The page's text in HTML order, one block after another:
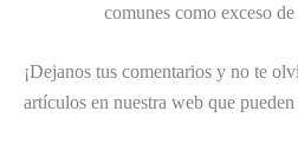
comunes como exceso
¡Dejanos tus comentarios y no te
artículos en nuestra web que pueden